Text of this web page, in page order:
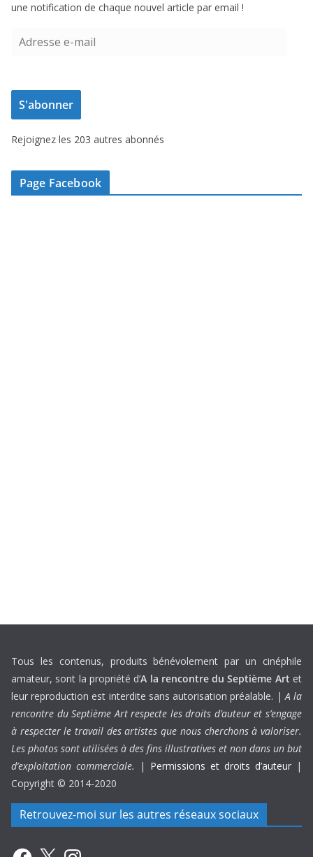
une notification de chaque nouvel article par email !
e
s
e
-
m
S'abonner
Rejoignez les 203 autres abonnés
Page Facebook
Tous les contenus, produits bénévolement par un cinéphile
amateur, sont la propriété d’A la rencontre du Septième Art et
leur reproduction est interdite sans autorisation préalable. |A la
rencontre du Septième Art respecte les droits d’auteur et s’engage
à respecter le travail des artistes que nous cherchons à valoriser.
Les photos sont utilisées à des fins illustratives et non dans un but
d’exploitation commerciale.
| Permissions et droits d’auteur |
Copyright © 2014-2020
Retrouvez-moi sur les autres réseaux sociaux
Facebook
X Instagram